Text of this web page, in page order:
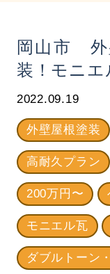
岡山市 外
装！モニ
2022.09.19
外壁屋根塗装
高耐久プラン
200万円〜
モニエル瓦
ダブルトーン